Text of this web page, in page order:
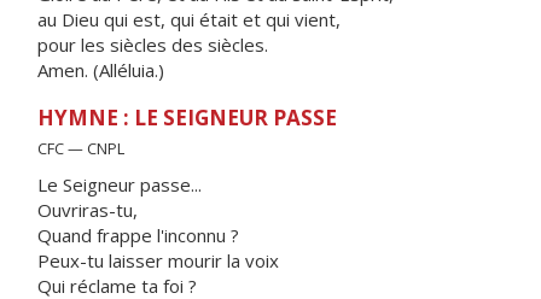
au Dieu qui est, qui était et qui vient,
pour les siècles des siècles.
Amen. (Alléluia.)
HYMNE : LE SEIGNEUR PASSE
CFC — CNPL
Le Seigneur passe...
Ouvriras-tu,
Quand frappe l'inconnu ?
Peux-tu laisser mourir la voix
Qui réclame ta foi ?